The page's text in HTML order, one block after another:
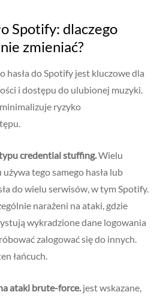
Spotify: dlaczego
zmieniać?
hasła do Spotify jest kluczowe dla
i dostępu do ulubionej muzyki.
ryzyko
credential stuffing.Wielu
tego samego hasła lub
do wielu serwisów, w tym Spotify.
narażeni na ataki, gdzie
wykradzione dane logowania
zalogować się do innych.
łańcuch.
ataki brute-force.jest wskazane,